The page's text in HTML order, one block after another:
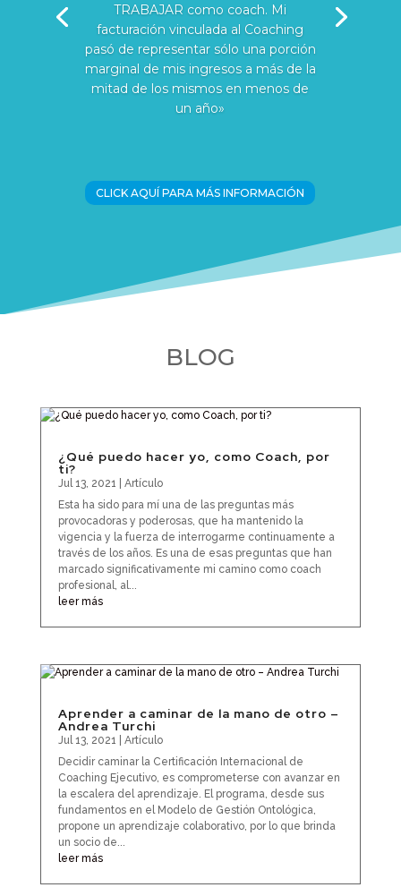
TRABAJAR como coach. Mi
facturación vinculada al Coaching
pasó de representar sólo una porción
marginal de mis ingresos a más de la
mitad de los mismos en menos de
un año»
CLICK AQUÍ PARA MÁS INFORMACIÓN
BLOG
¿Qué puedo hacer yo, como Coach, por
ti?
Jul 13, 2021
Artículo
Esta ha sido para mí una de las preguntas más
provocadoras y poderosas, que ha mantenido la
vigencia y la fuerza de interrogarme continuamente a
través de los años. Es una de esas preguntas que han
marcado significativamente mi camino como coach
profesional, al...
leer más
Aprender a caminar de la mano de otro –
Andrea Turchi
Jul 13, 2021
Artículo
Decidir caminar la Certificación Internacional de
Coaching Ejecutivo, es comprometerse con avanzar en
la escalera del aprendizaje. El programa, desde sus
fundamentos en el Modelo de Gestión Ontológica,
propone un aprendizaje colaborativo, por lo que brinda
un socio de...
leer más